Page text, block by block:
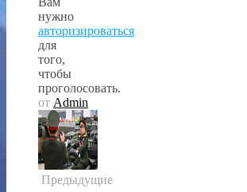
нужно
авторизироваться
для
того,
чтобы
проголосовать.
от Admin
Предыдущие